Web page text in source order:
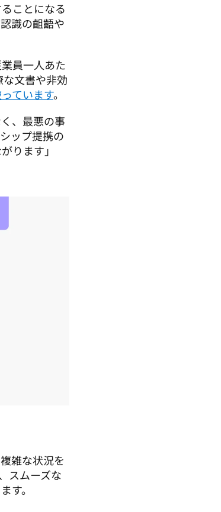
ことになる
識の齟齬や
員一人あた
文書や非効
ています。
、最悪の事
ップ提携の
ります」
雑な状況を
スムーズな
す。